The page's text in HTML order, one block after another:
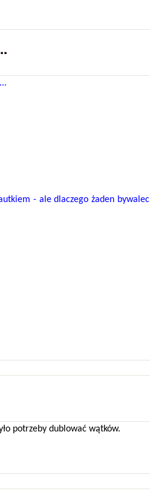
- ale dlaczego żaden bywalec
potrzeby dublować wątków.